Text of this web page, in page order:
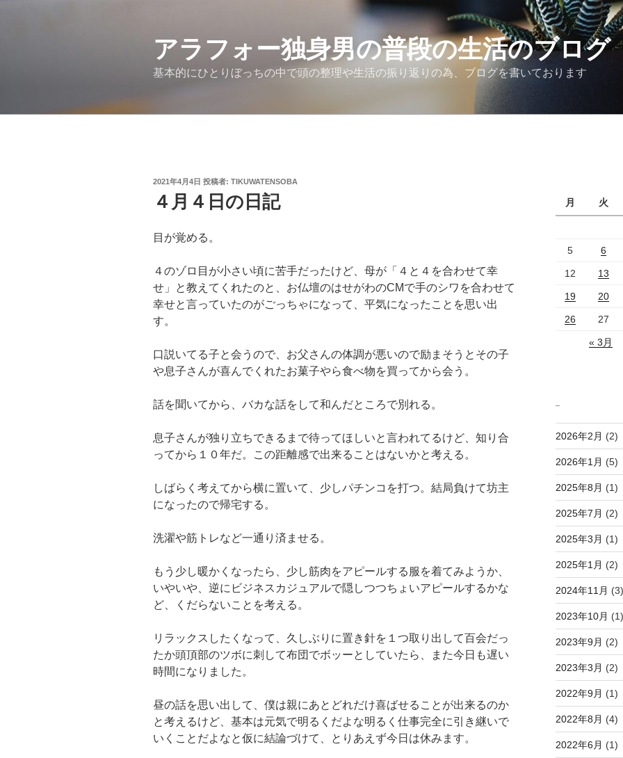
アラフォー独身男の普段の生活のブログ
基本的にひとりぼっちの中で頭の整理や生活の振り返りの為、ブログを書いております
投
日:
2021年4月4日 投稿者: TIKUWATENSOBA
４月４日の日記
目が覚める。
４のゾロ目が小さい頃に苦手だったけど、母が「４と４を合わせて幸
せ」と教えてくれたのと、お仏壇のはせがわのCMで手のシワを合わせて
幸せと言っていたのがごっちゃになって、平気になったことを思い出
す。
口説いてる子と会うので、お父さんの体調が悪いので励まそうとその子
や息子さんが喜んでくれたお菓子やら食べ物を買ってから会う。
話を聞いてから、バカな話をして和んだところで別れる。
息子さんが独り立ちできるまで待ってほしいと言われてるけど、知り合
ってから１０年だ。この距離感で出来ることはないかと考える。
しばらく考えてから横に置いて、少しパチンコを打つ。結局負けて坊主
になったので帰宅する。
洗濯や筋トレなど一通り済ませる。
もう少し暖かくなったら、少し筋肉をアピールする服を着てみようか、
いやいや、逆にビジネスカジュアルで隠しつつちょいアピールするかな
ど、くだらないことを考える。
リラックスしたくなって、久しぶりに置き針を１つ取り出して百会だっ
たか頭頂部のツボに刺して布団でボッーとしていたら、また今日も遅い
時間になりました。
昼の話を思い出して、僕は親にあとどれだけ喜ばせることが出来るのか
と考えるけど、基本は元気で明るくだよな明るく仕事完全に引き継いで
いくことだよなと仮に結論づけて、とりあえず今日は休みます。
月 火
5 6
12 13
19 20
26 27
« 3月
2026年2月 (2)
2026年1月 (5)
2025年8月 (1)
2025年7月 (2)
2025年3月 (1)
2025年1月 (2)
2024年11月 (3)
2023年10月 (1)
2023年9月 (2)
2023年3月 (2)
2022年9月 (1)
2022年8月 (4)
2022年6月 (1)